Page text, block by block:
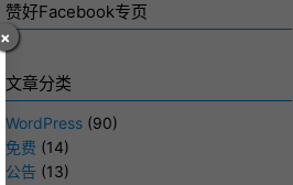
×
赞好Facebook专页
文章分类
WordPress (90)
免费 (14)
公告 (13)